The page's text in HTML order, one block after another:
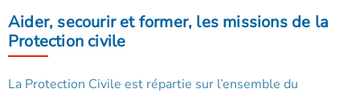
Aider, secourir et former, les missions de la
Protection civile
La Protection Civile est répartie sur l’ensemble du